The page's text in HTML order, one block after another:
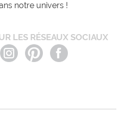
notre univers !
LES RÉSEAUX SOCIAUX